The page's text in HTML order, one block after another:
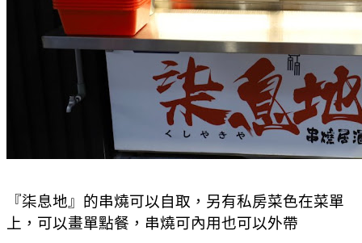
『柒息地』的串燒可以自取，另有私房菜色在菜單
上，可以畫單點餐，串燒可內用也可以外帶